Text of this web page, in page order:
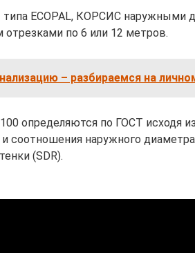
ECOPAL, КОРСИС наружными
по 6 или 12 метров.
– разбираемся на
определяются по ГОСТ исходя
соотношения наружного
(SDR).